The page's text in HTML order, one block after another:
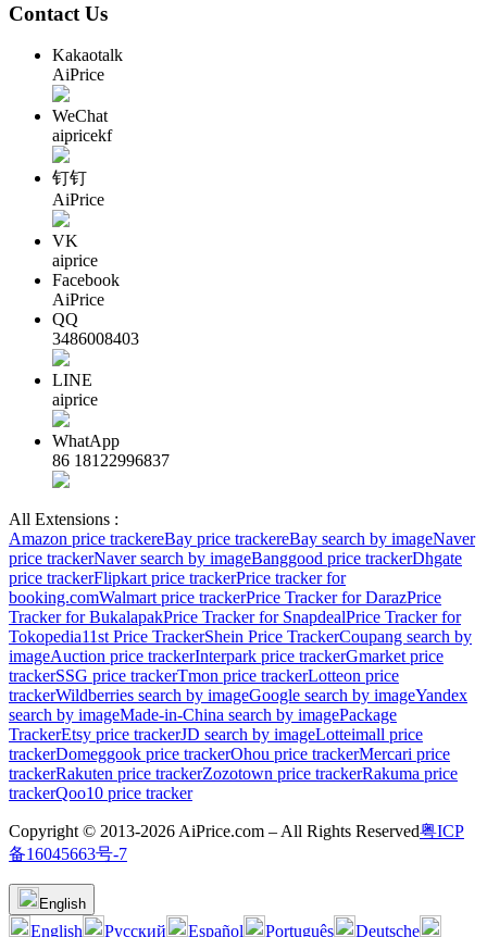
Contact Us
Kakaotalk
AiPrice
WeChat
aipricekf
钉钉
AiPrice
VK
aiprice
Facebook
AiPrice
QQ
3486008403
LINE
aiprice
WhatApp
86 18122996837
All Extensions :
Amazon price trackereBay price trackereBay search by imageNaver
price trackerNaver search by imageBanggood price trackerDhgate
price trackerFlipkart price trackerPrice tracker for
booking.comWalmart price trackerPrice Tracker for DarazPrice
Tracker for BukalapakPrice Tracker for SnapdealPrice Tracker for
Tokopedia11st Price TrackerShein Price TrackerCoupang search by
imageAuction price trackerInterpark price trackerGmarket price
trackerSSG price trackerTmon price trackerLotteon price
trackerWildberries search by imageGoogle search by imageYandex
search by imageMade-in-China search by imagePackage
TrackerEtsy price trackerJD search by imageLotteimall price
trackerDomeggook price trackerOhou price trackerMercari price
trackerRakuten price trackerZozotown price trackerRakuma price
trackerQoo10 price tracker
Copyright © 2013-2026 AiPrice.com – All Rights Reserved粤ICP
备16045663号-7
English
English Pусский Español Português Deutsche